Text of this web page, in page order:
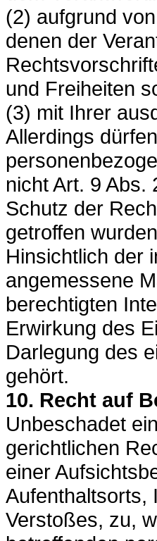
(2) aufgrund
denen der
und Freiheiten
(3) mit Ihrer
Allerdings
nicht Art. 9
Schutz der
getroffen
Hinsichtlich der
angemessene
berechtigten
Erwirkung des
Darlegung des
gehört.
10. Recht auf
Unbeschadet
gerichtlichen
einer
Aufenthaltsorts,
Verstoßes, zu,